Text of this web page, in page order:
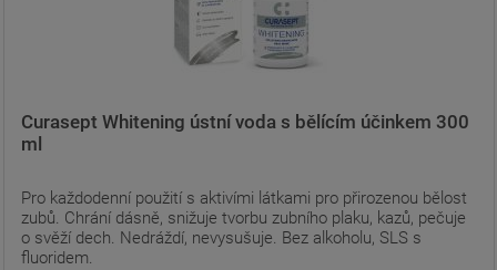
Curasept Whitening ústní voda s bělícím účinkem 300
ml
Pro každodenní použití s aktivími látkami pro přirozenou bělost
zubů. Chrání dásně, snižuje tvorbu zubního plaku, kazů, pečuje
o svěží dech. Nedráždí, nevysušuje. Bez alkoholu, SLS s
fluoridem.